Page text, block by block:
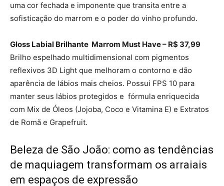
uma cor fechada e imponente que transita entre a
sofisticação do marrom e o poder do vinho profundo.
Gloss Labial Brilhante Marrom Must Have – R$ 37,99
Brilho espelhado multidimensional com pigmentos
reflexivos 3D Light que melhoram o contorno e dão
aparência de lábios mais cheios. Possui FPS 10 para
manter seus lábios protegidos e fórmula enriquecida
com Mix de Óleos (Jojoba, Coco e Vitamina E) e Extratos
de Romã e Grapefruit.
Beleza de São João: como as tendências
de maquiagem transformam os arraiais
em espaços de expressão